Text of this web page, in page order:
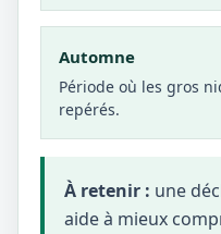
Automne
Période où les gros
repérés.
À retenir : une
aide à mieux